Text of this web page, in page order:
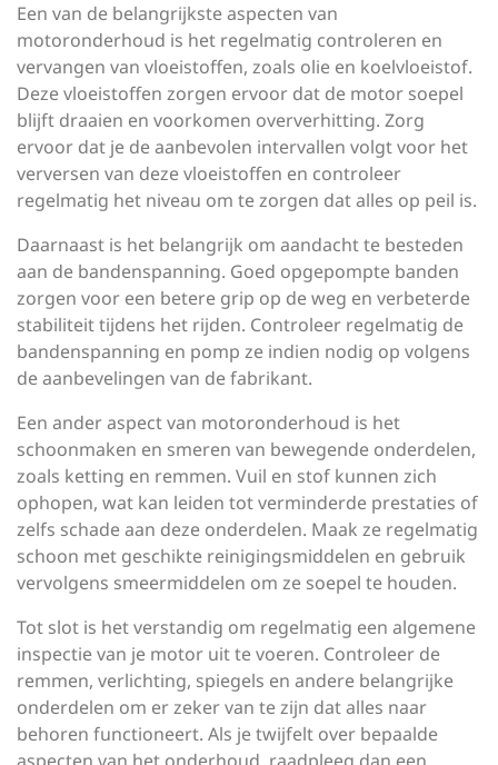
Een van de belangrijkste aspecten van
motoronderhoud is het regelmatig controleren en
vervangen van vloeistoffen, zoals olie en koelvloeistof.
Deze vloeistoffen zorgen ervoor dat de motor soepel
blijft draaien en voorkomen oververhitting. Zorg
ervoor dat je de aanbevolen intervallen volgt voor het
verversen van deze vloeistoffen en controleer
regelmatig het niveau om te zorgen dat alles op peil is.
Daarnaast is het belangrijk om aandacht te besteden
aan de bandenspanning. Goed opgepompte banden
zorgen voor een betere grip op de weg en verbeterde
stabiliteit tijdens het rijden. Controleer regelmatig de
bandenspanning en pomp ze indien nodig op volgens
de aanbevelingen van de fabrikant.
Een ander aspect van motoronderhoud is het
schoonmaken en smeren van bewegende onderdelen,
zoals ketting en remmen. Vuil en stof kunnen zich
ophopen, wat kan leiden tot verminderde prestaties of
zelfs schade aan deze onderdelen. Maak ze regelmatig
schoon met geschikte reinigingsmiddelen en gebruik
vervolgens smeermiddelen om ze soepel te houden.
Tot slot is het verstandig om regelmatig een algemene
inspectie van je motor uit te voeren. Controleer de
remmen, verlichting, spiegels en andere belangrijke
onderdelen om er zeker van te zijn dat alles naar
behoren functioneert. Als je twijfelt over bepaalde